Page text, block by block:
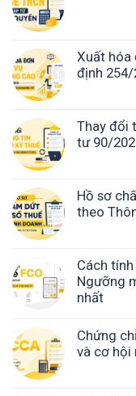
Xuất hóa
định
Thay đổi
tư 90/
Hồ sơ
theo
Cách
Ngưỡng
nhất
Chứng
và cơ hội